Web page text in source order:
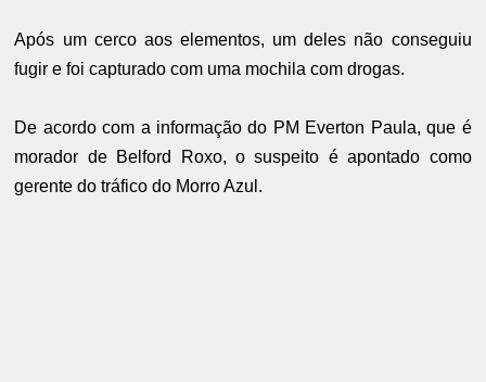
Após um cerco aos elementos, um deles não conseguiu
fugir e foi capturado com uma mochila com drogas.
De acordo com a informação do PM Everton Paula, que é
morador de Belford Roxo, o suspeito é apontado como
gerente do tráfico do Morro Azul.